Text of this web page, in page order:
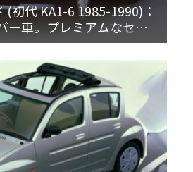
(初代 KA1-6 1985-1990)：
ー車。プレミアムなセダ